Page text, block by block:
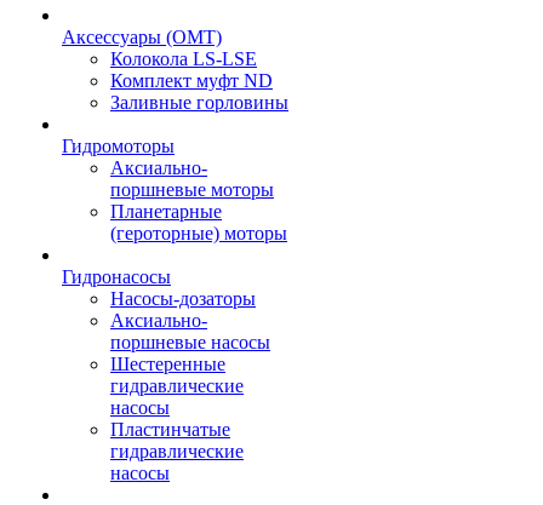
Аксессуары (OMT)
Колокола LS-LSE
Комплект муфт ND
Заливные горловины
Гидромоторы
Аксиально-
поршневые моторы
Планетарные
(героторные) моторы
Гидронасосы
Насосы-дозаторы
Аксиально-
поршневые насосы
Шестеренные
гидравлические
насосы
Пластинчатые
гидравлические
насосы